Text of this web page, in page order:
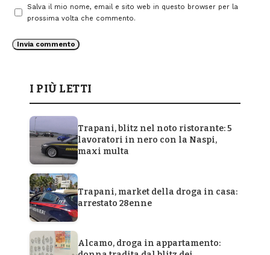
Salva il mio nome, email e sito web in questo browser per la
prossima volta che commento.
I PIÙ LETTI
Trapani, blitz nel noto ristorante: 5
lavoratori in nero con la Naspi,
maxi multa
Trapani, market della droga in casa:
arrestato 28enne
Alcamo, droga in appartamento: